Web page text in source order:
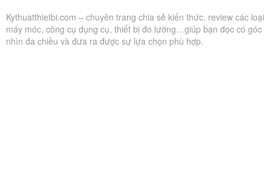
Kythuatthietbi.com – chuyên trang chia sẻ kiến thức, review các loại
máy móc, công cụ dụng cụ, thiết bị đo lường…giúp bạn đọc có góc
nhìn đa chiều và đưa ra được sự lựa chọn phù hợp.